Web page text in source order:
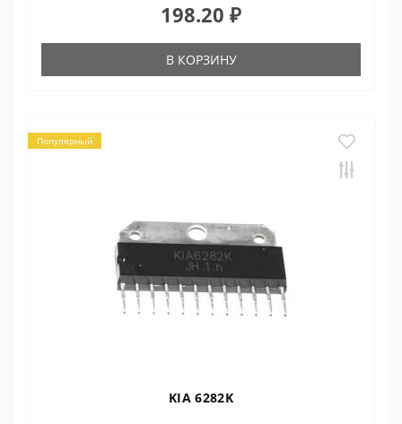
198.20 ₽
В КОРЗИНУ
Популярный
KIA 6282K